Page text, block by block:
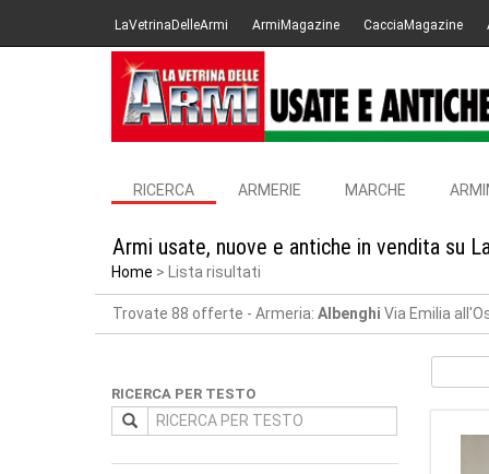
LaVetrinaDelleArmi ArmiMagazine CacciaMagazine
RICERCA ARMERIE MARCHE
Armi usate, nuove e antiche in vendita su
Home Lista risultati
Trovate 88 offerte - Armeria: Albenghi Via Emilia
RICERCA PER TESTO